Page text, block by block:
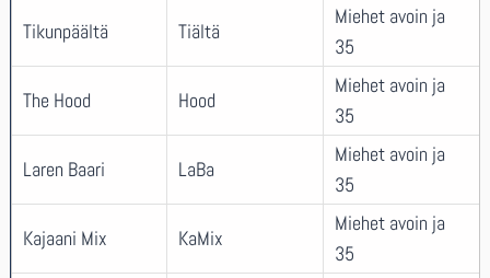
Tikunpäältä Tiältä
Miehet avoin ja
35
The Hood Hood
Miehet avoin ja
35
Laren Baari LaBa
Miehet avoin ja
35
Kajaani Mix KaMix
Miehet avoin ja
35